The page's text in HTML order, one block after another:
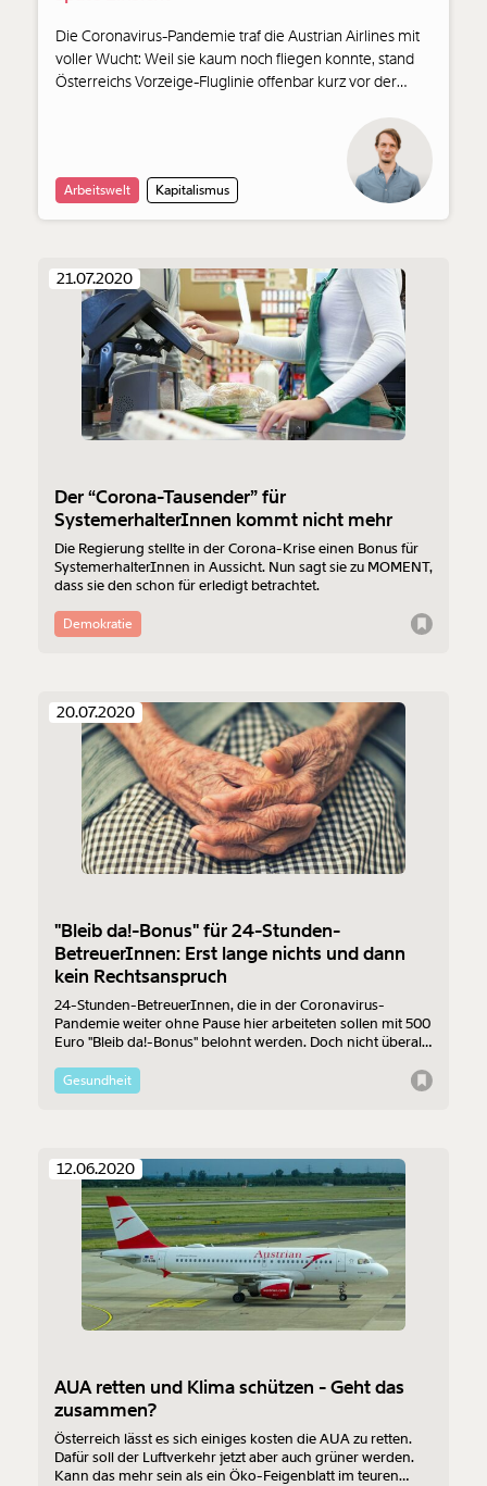
Die Coronavirus-Pandemie traf die Austrian Airlines mit
voller Wucht: Weil sie kaum noch fliegen konnte, stand
Österreichs Vorzeige-Fluglinie offenbar kurz vor der
Steuergeldern steckte die Regierung der Fluglinie zu,
bedingungslos. Dazu bürgt der Staat für Bankkredite in
Höhe von 300 Millionen Euro.
Arbeitswelt Kapitalismus
21.07.2020
Der “Corona-Tausender” für
SystemerhalterInnen kommt nicht mehr
Die Regierung stellte in der Corona-Krise einen Bonus für
SystemerhalterInnen in Aussicht. Nun sagt sie zu MOMENT,
dass sie den schon für erledigt betrachtet.
Demokratie
20.07.2020
"Bleib da!-Bonus" für 24-Stunden-
BetreuerInnen: Erst lange nichts und dann
kein Rechtsanspruch
24-Stunden-BetreuerInnen, die in der Coronavirus-
Pandemie weiter ohne Pause hier arbeiteten sollen mit 500
Euro "Bleib da!-Bonus" belohnt werden. Doch nicht überall
Gesundheit
12.06.2020
AUA retten und Klima schützen - Geht das
zusammen?
Österreich lässt es sich einiges kosten die AUA zu retten.
Dafür soll der Luftverkehr jetzt aber auch grüner werden.
Kann das mehr sein als ein Öko-Feigenblatt im teuren